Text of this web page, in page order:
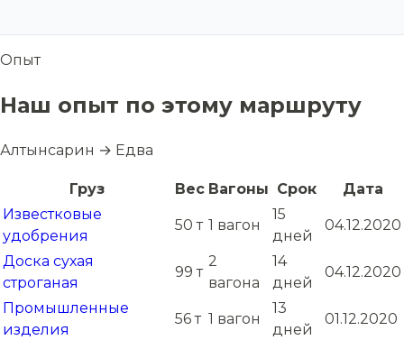
Опыт
Наш опыт по этому маршруту
Алтынсарин → Едва
Груз Вес Вагоны Срок
Дата
Известковые
удобрения
50 т 1 вагон
15
дней
04.12.2020
Доска сухая
строганая
99 т
2
вагона
14
дней
04.12.2020
Промышленные
изделия
56 т 1 вагон
13
дней
01.12.2020